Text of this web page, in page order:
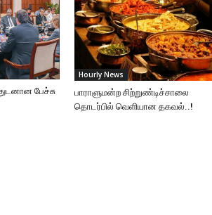
பேச்சு
Hourly News
பாராளுமன்ற சிற்றுண்டிச்சாலை
தொடர்பில் வெளியான தகவல்..!